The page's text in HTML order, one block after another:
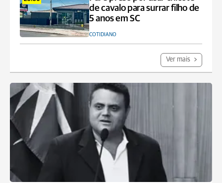
de cavalo para surrar filho de
5 anos em SC
COTIDIANO
Ver mais